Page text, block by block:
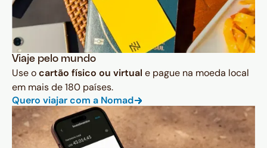
Viaje pelo mundo
Use ocartão físico ou virtual e pague na moeda local
em mais de 180 países.
Quero viajar com a Nomad